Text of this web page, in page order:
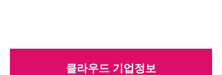
클라우드 기업정보